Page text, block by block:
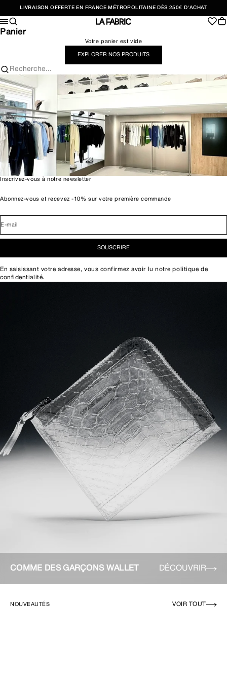
LIVRAISON OFFERTE EN FRANCE MÉTROPOLITAINE DÈS 250€ D'ACHAT
LA FABRIC SHOP
Menu
Recherche
Panier
Votre panier est vide
EXPLORER NOS PRODUITS
Recherche...
Inscrivez-vous à notre newsletter
Abonnez-vous et recevez -10% sur votre première commande
E-mail
SOUSCRIRE
En saisissant votre adresse, vous confirmez avoir lu notrepolitique de
confidentialité.
COMME DES GARÇONS WALLET DÉCOUVRIR
NOUVEAUTÉS VOIR TOUT